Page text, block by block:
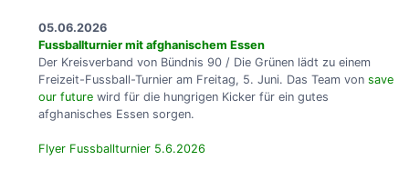
05.06.2026
Fussballturnier mit afghanischem Essen
Der Kreisverband von Bündnis 90 / Die Grünen lädt zu einem
Freizeit-Fussball-Turnier am Freitag, 5. Juni. Das Team von save
our futurewird für die hungrigen Kicker für ein gutes
afghanisches Essen sorgen.
Flyer Fussballturnier 5.6.2026